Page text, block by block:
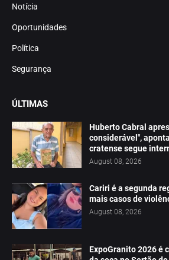
Notícia
Oportunidades
Política
Segurança
ÚLTIMAS
Huberto Cabral
considerável",
cratense segue
August 08, 2026
Cariri é a segunda
mais casos de
August 08, 2026
ExpoGranito 2026 é